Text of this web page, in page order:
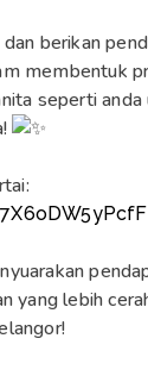
berikan
membentuk
seperti
yang lebih